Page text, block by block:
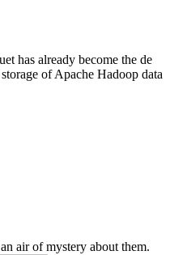
has already become the de
of Apache Hadoop data
air of mystery about them.